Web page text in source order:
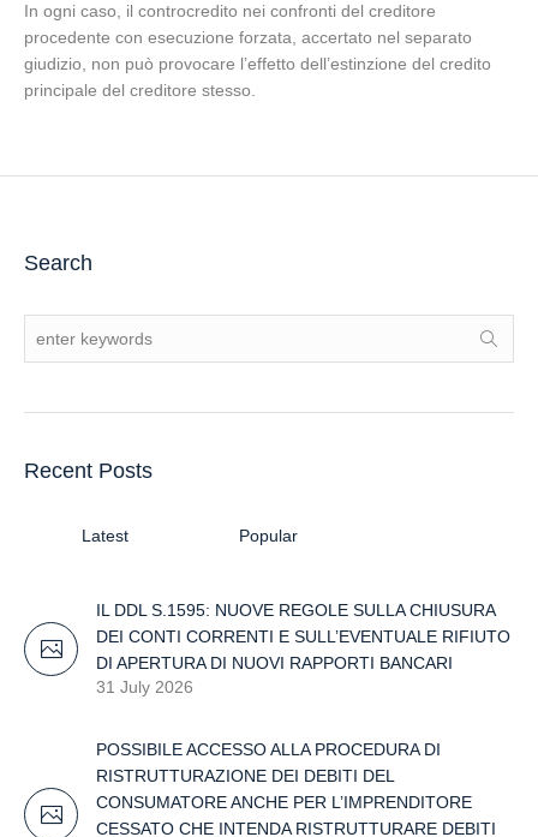
In ogni caso, il controcredito nei confronti del creditore
procedente con esecuzione forzata, accertato nel separato
giudizio, non può provocare l’effetto dell’estinzione del credito
principale del creditore stesso.
Search
Recent Posts
Latest Popular
IL DDL S.1595: NUOVE REGOLE SULLA CHIUSURA
DEI CONTI CORRENTI E SULL’EVENTUALE RIFIUTO
DI APERTURA DI NUOVI RAPPORTI BANCARI
31 July 2026
POSSIBILE ACCESSO ALLA PROCEDURA DI
RISTRUTTURAZIONE DEI DEBITI DEL
CONSUMATORE ANCHE PER L’IMPRENDITORE
CESSATO CHE INTENDA RISTRUTTURARE DEBITI